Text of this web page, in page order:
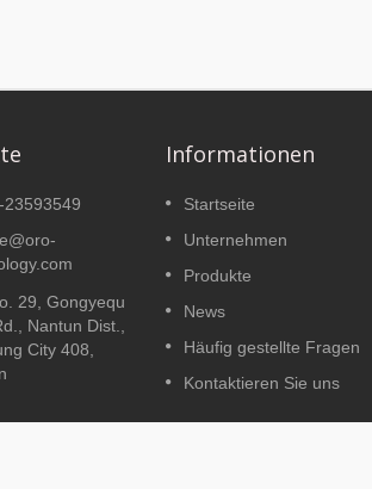
23593549
29, Gongyequ
Nantun Dist.,
City 408,
Informationen
Startseite
Unternehmen
Produkte
News
Häufig gestellte Fragen
Kontaktieren Sie uns
Typ TPMS W417
einstecken
Toyota, Honda und Nissan
entwickelt und passt zu 100%
auf den leeren Schalterraum.
Andere Automarken, die sich auf
W417-C beziehen können,